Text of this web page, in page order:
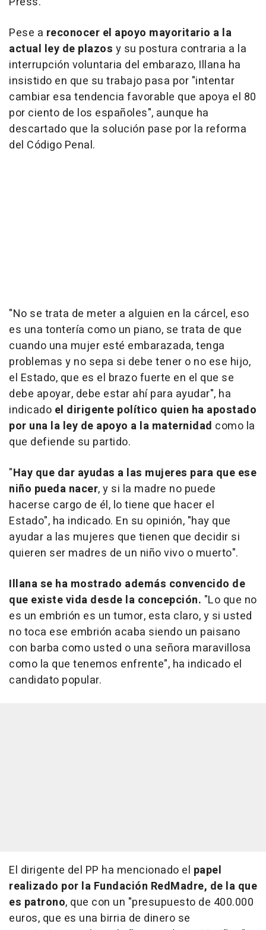
Pese a reconocer el apoyo mayoritario a la
actual ley de plazos y su postura contraria a la
interrupción voluntaria del embarazo, Illana ha
insistido en que su trabajo pasa por "intentar
cambiar esa tendencia favorable que apoya el 80
por ciento de los españoles", aunque ha
descartado que la solución pase por la reforma
del Código Penal.
"No se trata de meter a alguien en la cárcel, eso
es una tontería como un piano, se trata de que
cuando una mujer esté embarazada, tenga
problemas y no sepa si debe tener o no ese hijo,
el Estado, que es el brazo fuerte en el que se
debe apoyar, debe estar ahí para ayudar", ha
indicado el dirigente político quien ha apostado
por una la ley de apoyo a la maternidad como la
que defiende su partido.
"Hay que dar ayudas a las mujeres para que ese
niño pueda nacer, y si la madre no puede
hacerse cargo de él, lo tiene que hacer el
Estado", ha indicado. En su opinión, "hay que
ayudar a las mujeres que tienen que decidir si
quieren ser madres de un niño vivo o muerto".
Illana se ha mostrado además convencido de
que existe vida desde la concepción. "Lo que no
es un embrión es un tumor, esta claro, y si usted
no toca ese embrión acaba siendo un paisano
con barba como usted o una señora maravillosa
como la que tenemos enfrente", ha indicado el
candidato popular.
El dirigente del PP ha mencionado el papel
realizado por la Fundación RedMadre, de la que
es patrono, que con un "presupuesto de 400.000
euros, que es una birria de dinero se